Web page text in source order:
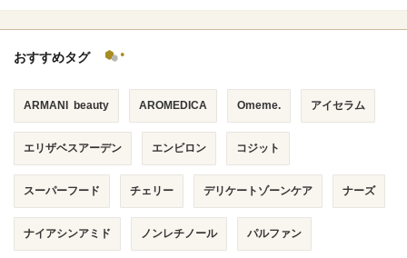
おすすめタグ
ARMANI beauty AROMEDICA Omeme. アイセラム
エリザベスアーデン エンビロン コジット
スーパーフード チェリー デリケートゾーンケア ナーズ
ナイアシンアミド ノンレチノール パルファン